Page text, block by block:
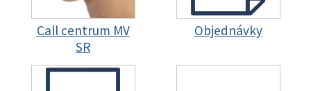
Call centrum MV
SR
Objednávky